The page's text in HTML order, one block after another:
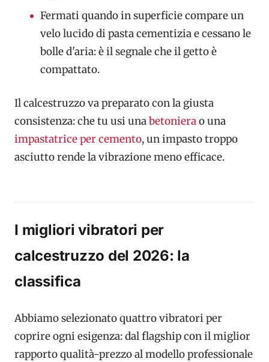
Fermati quando in superficie compare un
velo lucido di pasta cementizia e cessano le
bolle d'aria: è il segnale che il getto è
compattato.
Il calcestruzzo va preparato con la giusta
consistenza: che tu usi unabetonierao una
impastatrice per cemento, un impasto troppo
asciutto rende la vibrazione meno efficace.
I migliori vibratori per
calcestruzzo del 2026: la
classifica
Abbiamo selezionato quattro vibratori per
coprire ogni esigenza: dal flagship con il miglior
rapporto qualità-prezzo al modello professionale